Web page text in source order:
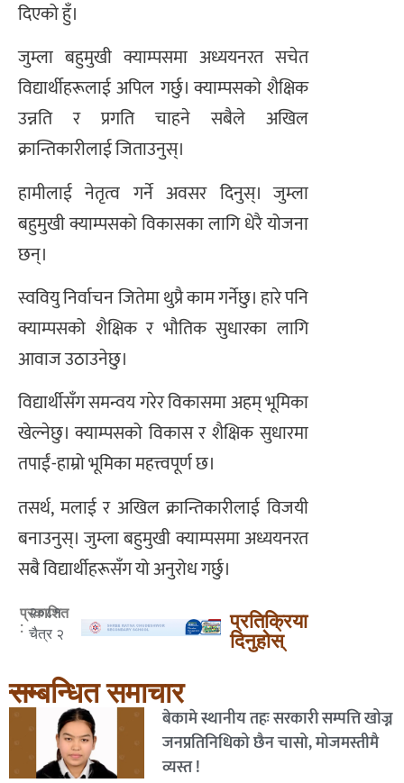
दिएको हुँ।
जुम्ला बहुमुखी क्याम्पसमा अध्ययनरत सचेत
विद्यार्थीहरूलाई अपिल गर्छु। क्याम्पसको शैक्षिक
उन्नति र प्रगति चाहने सबैले अखिल
क्रान्तिकारीलाई जिताउनुस्।
हामीलाई नेतृत्व गर्ने अवसर दिनुस्। जुम्ला
बहुमुखी क्याम्पसको विकासका लागि धेरै योजना
छन्।
स्ववियु निर्वाचन जितेमा थुप्रै काम गर्नेछु। हारे पनि
क्याम्पसको शैक्षिक र भौतिक सुधारका लागि
आवाज उठाउनेछु।
विद्यार्थीसँग समन्वय गरेर विकासमा अहम् भूमिका
खेल्नेछु। क्याम्पसको विकास र शैक्षिक सुधारमा
तपाईं-हाम्रो भूमिका महत्त्वपूर्ण छ।
तसर्थ, मलाई र अखिल क्रान्तिकारीलाई विजयी
बनाउनुस्। जुम्ला बहुमुखी क्याम्पसमा अध्ययनरत
सबै विद्यार्थीहरूसँग यो अनुरोध गर्छु।
प्रकाशित
:
२०८१
चैत्र २
प्रतिक्रिया
दिनुहोस्
सम्बन्धित समाचार
बेकामे स्थानीय तहः सरकारी सम्पत्ति खोज्न
जनप्रतिनिधिको छैन चासो, मोजमस्तीमै
व्यस्त !